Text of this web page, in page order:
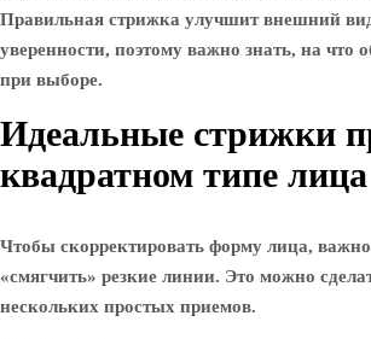
Правильная стрижка улучшит внешний
уверенности, поэтому важно знать, на что
при выборе.
Идеальные стрижки
квадратном типе лица
Чтобы скорректировать форму лица,
«смягчить» резкие линии. Это можно
нескольких простых приемов.